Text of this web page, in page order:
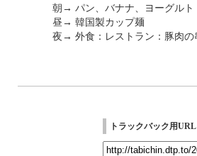
朝→ パン、バナナ、ヨーグルト
昼→ 韓国製カップ麺
夜→ 外食：レストラン：豚肉の
トラックバック用URL